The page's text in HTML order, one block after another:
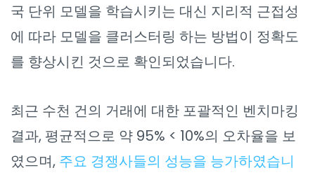
국 단위 모델을 학습시키는 대신 지리적 근접성
에 따라 모델을 클러스터링 하는 방법이 정확도
를 향상시킨 것으로 확인되었습니다.
최근 수천 건의 거래에 대한 포괄적인 벤치마킹
결과, 평균적으로 약 95% < 10%의 오차율을 보
였으며, 주요 경쟁사들의 성능을 능가하였습니